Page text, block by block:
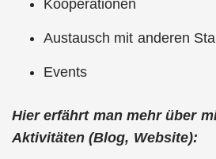
Kooperationen
Austausch mit anderen
Events
Hier erfährt man mehr über
Aktivitäten (Blog, Website):